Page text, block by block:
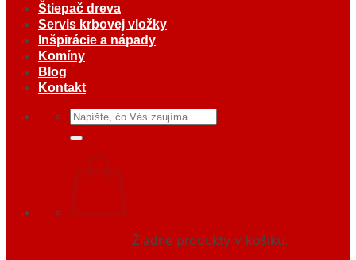
Štiepač dreva
Servis krbovej vložky
Inšpirácie a nápady
Komíny
Blog
Kontakt
Hľadať:
Žiadne produkty v košíku.